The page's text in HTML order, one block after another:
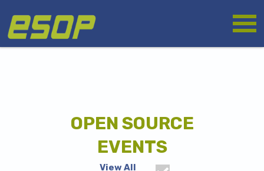
main
content
OPEN SOURCE
EVENTS
View All